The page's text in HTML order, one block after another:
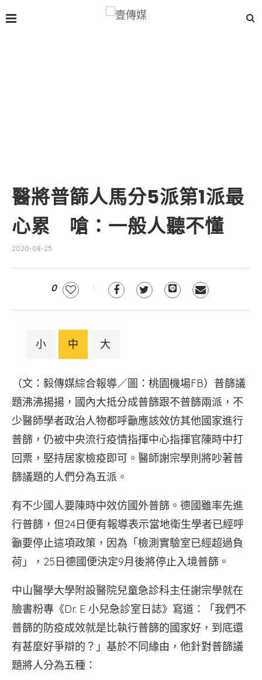
醫將普篩人馬分5派第1派最
心累 嗆：一般人聽不懂
2020-08-25
0
小 中 大
（文：毅傳媒綜合報導／圖：桃園機場FB）普篩議
題沸沸揚揚，國內大抵分成普篩跟不普篩兩派，不
少醫師學者政治人物都呼籲應該效仿其他國家進行
普篩，仍被中央流行疫情指揮中心指揮官陳時中打
回票，堅持居家檢疫即可。醫師謝宗學則將吵著普
篩議題的人們分為五派。
有不少國人要陳時中效仿國外普篩。德國雖率先進
行普篩，但24日便有報導表示當地衛生學者已經呼
籲要停止這項政策，因為「檢測實驗室已經超過負
荷」，25日德國便決定9月後將停止入境普篩。
中山醫學大學附設醫院兒童急診科主任謝宗學就在
臉書粉專《Dr. E 小兒急診室日誌》寫道：「我們不
普篩的防疫成效就是比執行普篩的國家好，到底還
有甚麼好爭辯的？」基於不同緣由，他針對普篩議
題將人分為五種：